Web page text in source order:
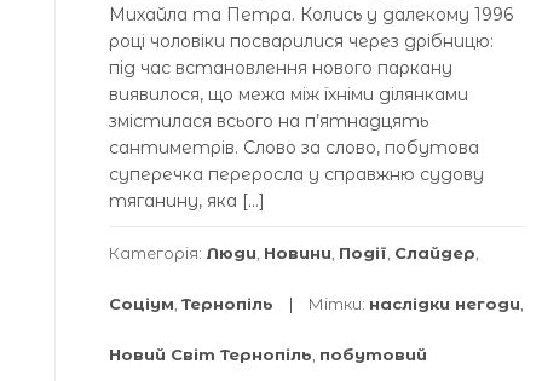
Михайла та Петра. Колись у далекому 1996
році чоловіки посварилися через дрібницю:
під час встановлення нового паркану
виявилося, що межа між їхніми ділянками
змістилася всього на п’ятнадцять
сантиметрів. Слово за слово, побутова
суперечка переросла у справжню судову
тяганину, яка […]
Категорія: Люди Новини Події Слайдер
Соціум Тернопіль Мітки: наслідки негоди
Новий Світ Тернопіль побутовий